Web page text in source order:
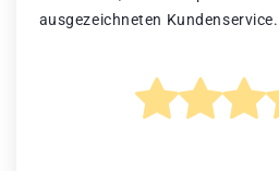
ausgezeichneten